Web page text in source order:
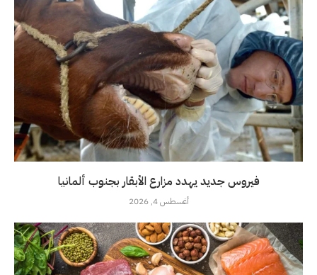
فيروس جديد يهدد مزارع الأبقار بجنوب ألمانيا
أغسطس 4, 2026